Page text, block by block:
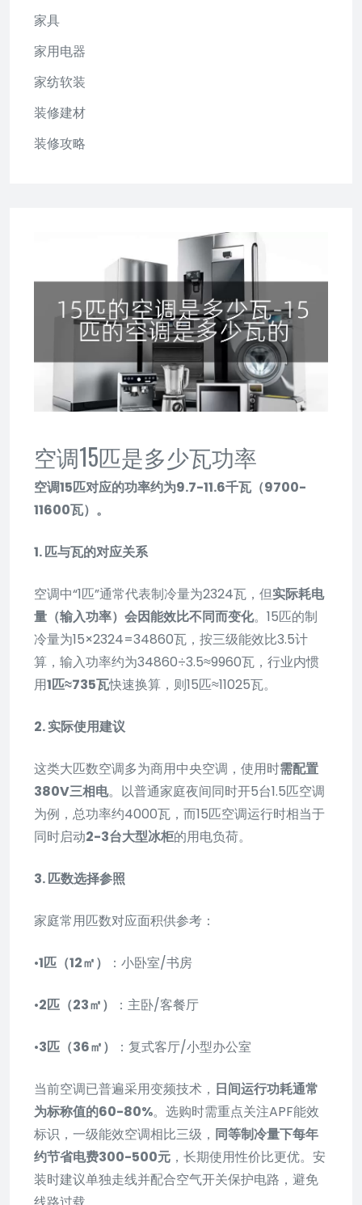
空调15匹是多少瓦功率
空调15匹对应的功率约为9.7-11.6千瓦（9700-
11600瓦）。
1. 匹与瓦的对应关系
空调中“1匹”通常代表制冷量为2324瓦，但实际耗电
量（输入功率）会因能效比不同而变化。15匹的制
冷量为15×2324=34860瓦，按三级能效比3.5计
算，输入功率约为34860÷3.5≈9960瓦，行业内惯
用1匹≈735瓦快速换算，则15匹≈11025瓦。
2. 实际使用建议
这类大匹数空调多为商用中央空调，使用时需配置
380V三相电。以普通家庭夜间同时开5台1.5匹空调
为例，总功率约4000瓦，而15匹空调运行时相当于
同时启动2-3台大型冰柜的用电负荷。
3. 匹数选择参照
家庭常用匹数对应面积供参考：
•1匹（12㎡） ：小卧室/书房
•2匹（23㎡） ：主卧/客餐厅
•3匹（36㎡） ：复式客厅/小型办公室
当前空调已普遍采用变频技术， 日间运行功耗通常
为标称值的60-80%。选购时需重点关注APF能效
标识，一级能效空调相比三级， 同等制冷量下每年
约节省电费300-500元 ，长期使用性价比更优。安
装时建议单独走线并配合空气开关保护电路，避免
家具
家用电器
家纺软装
装修建材
装修攻略